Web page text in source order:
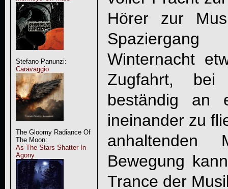
Stefano Panunzi:
Caravaggio
The Gloomy Radiance Of
The Moon:
As The Stars Shatter In
Agony
Hörer zur
Winternacht
Zugfahrt,
beständig an
ineinander zu
anhaltenden
Bewegung
Trance der